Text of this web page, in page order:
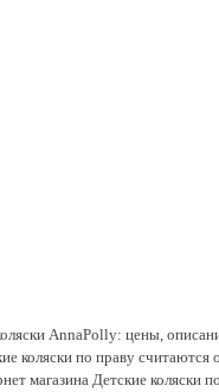
AnnaPolly: цены,
коляски по праву
магазина Детские коляски